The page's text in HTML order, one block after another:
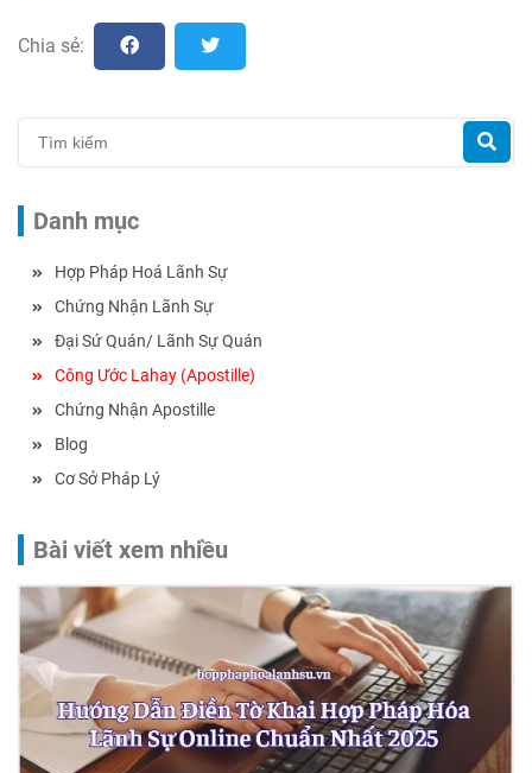
Chia sẻ:
Danh mục
Hợp Pháp Hoá Lãnh Sự
Chứng Nhận Lãnh Sự
Đại Sứ Quán/ Lãnh Sự Quán
Công Ước Lahay (Apostille)
Chứng Nhận Apostille
Blog
Cơ Sở Pháp Lý
Bài viết xem nhiều